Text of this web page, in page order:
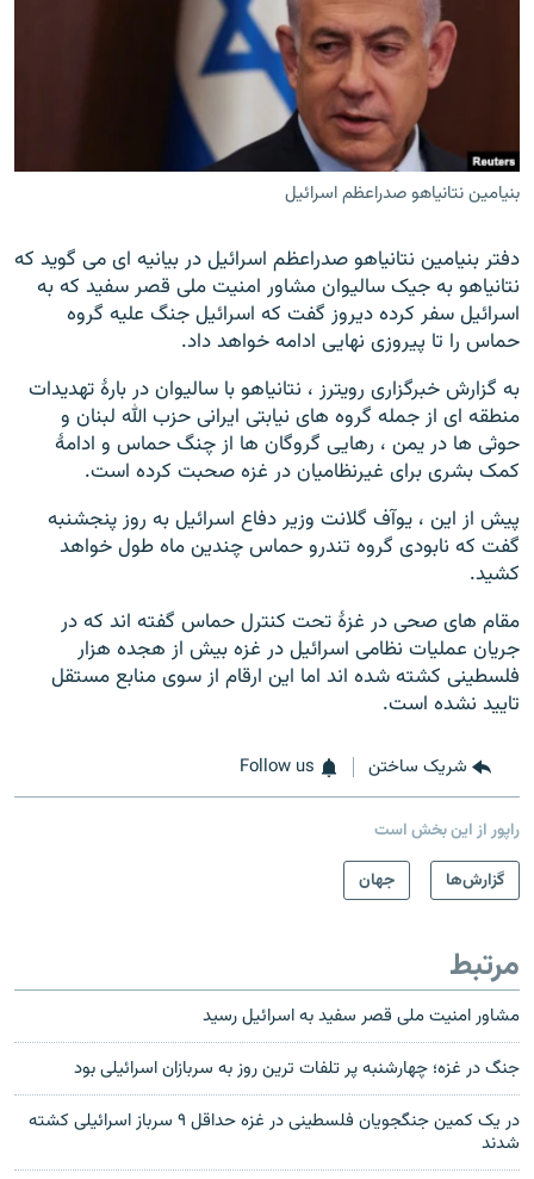
بنیامین نتانیاهو صدراعظم اسرائیل
دفتر بنیامین نتانیاهو صدراعظم اسرائیل در بیانیه ای می گوید که
نتانیاهو به جیک سالیوان مشاور امنیت ملی قصر سفید که به
اسرائیل سفر کرده دیروز گفت که اسرائیل جنگ علیه گروه
حماس را تا پیروزی نهایی ادامه خواهد داد.
به گزارش خبرگزاری رویترز ، نتانیاهو با سالیوان در بارۀ تهدیدات
منطقه ای از جمله گروه های نیابتی ایرانی حزب الله لبنان و
حوثی ها در یمن ، رهایی گروگان ها از چنگ حماس و ادامۀ
کمک بشری برای غیرنظامیان در غزه صحبت کرده است.
پیش از این ، یوآف گلانت وزیر دفاع اسرائیل به روز پنجشنبه
گفت که نابودی گروه تندرو حماس چندین ماه طول خواهد
کشید.
مقام های صحی در غزۀ تحت کنترل حماس گفته اند که در
جریان عملیات نظامی اسرائیل در غزه بیش از هجده هزار
فلسطینی کشته شده اند اما این ارقام از سوی منابع مستقل
تایید نشده است.
شریک ساختن Follow us
راپور از این بخش است
گزارش‌ها
جهان
مرتبط
مشاور امنیت ملی قصر سفید به اسرائیل رسید
جنگ در غزه؛ چهارشنبه پر تلفات ترین روز به سربازان اسرائیلی بود
در یک کمین جنگجویان فلسطینی در غزه حداقل ۹ سرباز اسرائیلی کشته
شدند